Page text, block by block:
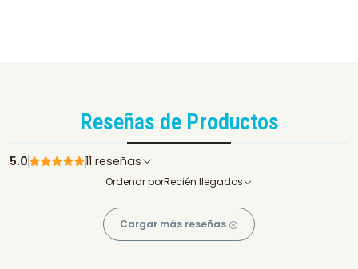
Reseñas de Productos
5.0 11 reseñas
Ordenar porRecién llegados
Cargar más reseñas